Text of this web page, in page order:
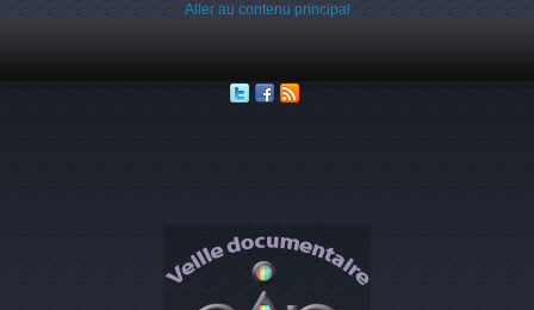
Aller au contenu principal